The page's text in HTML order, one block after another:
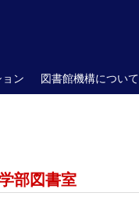
ョン 図書館機構について
部図書室